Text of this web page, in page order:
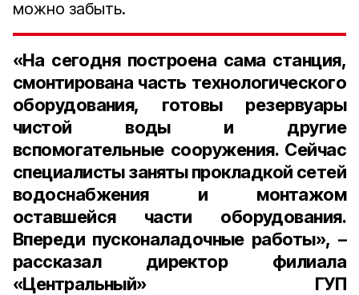
можно забыть.
«На сегодня построена сама станция,
смонтирована часть технологического
оборудования, готовы резервуары
чистой воды и другие
вспомогательные сооружения. Сейчас
специалисты заняты прокладкой сетей
водоснабжения и монтажом
оставшейся части оборудования.
Впереди пусконаладочные работы», –
рассказал директор филиала
«Центральный» ГУП